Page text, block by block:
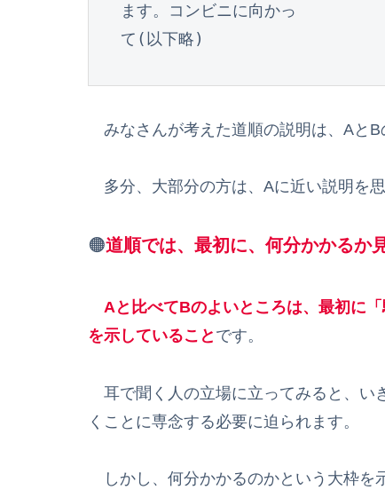
ます。コンビニに向かっ
て(以下略)
みなさんが考えた道順の説明は、AとB
多分、大部分の方は、Aに近い説明を
🟠道順では、最初に、何分かかるか
Aと比べてBのよいところは、最初に
を示していること です。
耳で聞く人の立場に立ってみると、い
くことに専念する必要に迫られます。
しかし、何分かかるのかという大枠を